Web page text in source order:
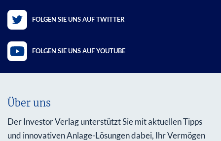
FOLGEN SIE UNS AUF TWITTER
FOLGEN SIE UNS AUF YOUTUBE
Über uns
Der Investor Verlag unterstützt Sie mit aktuellen Tipps
und innovativen Anlage-Lösungen dabei, Ihr Vermögen